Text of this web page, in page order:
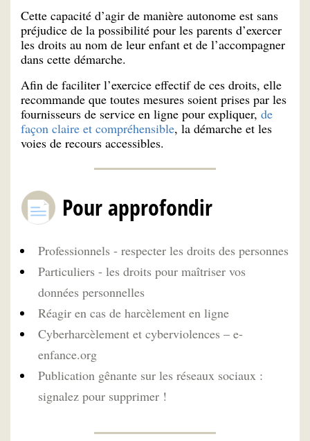
Cette capacité d’agir de manière autonome est sans
préjudice de la possibilité pour les parents d’exercer
les droits au nom de leur enfant et de l’accompagner
dans cette démarche.
Afin de faciliter l’exercice effectif de ces droits, elle
recommande que toutes mesures soient prises par les
fournisseurs de service en ligne pour expliquer, de
façon claire et compréhensible, la démarche et les
voies de recours accessibles.
Pour approfondir
Professionnels - respecter les droits des personnes
Particuliers - les droits pour maîtriser vos
données personnelles
Réagir en cas de harcèlement en ligne
Cyberharcèlement et cyberviolences – e-
enfance.org
Publication gênante sur les réseaux sociaux :
signalez pour supprimer !